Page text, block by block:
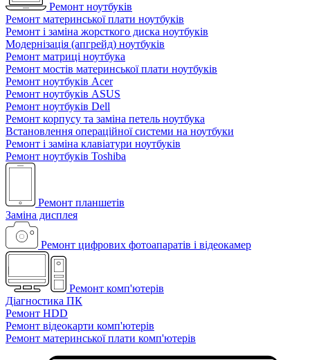
Ремонт ноутбуків
Ремонт материнської плати ноутбуків
Ремонт і заміна жорсткого диска ноутбуків
Модернізація (апгрейд) ноутбуків
Ремонт матриці ноутбука
Ремонт мостів материнської плати ноутбуків
Ремонт ноутбуків Acer
Ремонт ноутбуків ASUS
Ремонт ноутбуків Dell
Ремонт корпусу та заміна петель ноутбука
Встановлення операційної системи на ноутбуки
Ремонт і заміна клавіатури ноутбуків
Ремонт ноутбуків Toshiba
Ремонт планшетів
Заміна дисплея
Ремонт цифрових фотоапаратів і відеокамер
Ремонт комп'ютерів
Діагностика ПК
Ремонт HDD
Ремонт відеокарти комп'ютерів
Ремонт материнської плати комп'ютерів